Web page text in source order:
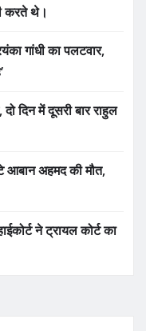
करते थे।
गांधी का पलटवार,
दिन में दूसरी बार राहुल
अहमद की मौत,
ने ट्रायल कोर्ट का